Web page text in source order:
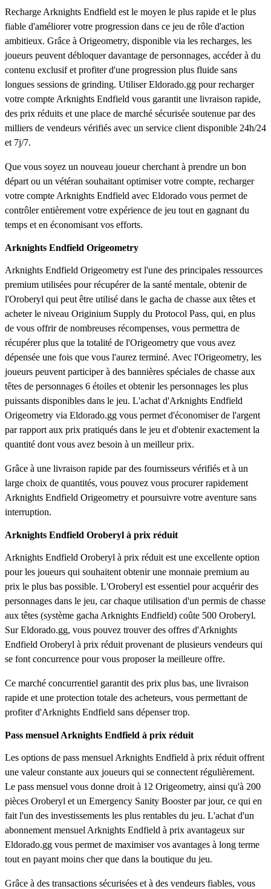
Recharge Arknights Endfield est le moyen le plus rapide et le plus
fiable d'améliorer votre progression dans ce jeu de rôle d'action
ambitieux. Grâce à Origeometry, disponible via les recharges, les
joueurs peuvent débloquer davantage de personnages, accéder à du
contenu exclusif et profiter d'une progression plus fluide sans
longues sessions de grinding. Utiliser Eldorado.gg pour recharger
votre compte Arknights Endfield vous garantit une livraison rapide,
des prix réduits et une place de marché sécurisée soutenue par des
milliers de vendeurs vérifiés avec un service client disponible 24h/24
et 7j/7.
Que vous soyez un nouveau joueur cherchant à prendre un bon
départ ou un vétéran souhaitant optimiser votre compte, recharger
votre compte Arknights Endfield avec Eldorado vous permet de
contrôler entièrement votre expérience de jeu tout en gagnant du
temps et en économisant vos efforts.
Arknights Endfield Origeometry
Arknights Endfield Origeometry est l'une des principales ressources
premium utilisées pour récupérer de la santé mentale, obtenir de
l'Oroberyl qui peut être utilisé dans le gacha de chasse aux têtes et
acheter le niveau Originium Supply du Protocol Pass, qui, en plus
de vous offrir de nombreuses récompenses, vous permettra de
récupérer plus que la totalité de l'Origeometry que vous avez
dépensée une fois que vous l'aurez terminé. Avec l'Origeometry, les
joueurs peuvent participer à des bannières spéciales de chasse aux
têtes de personnages 6 étoiles et obtenir les personnages les plus
puissants disponibles dans le jeu. L'achat d'Arknights Endfield
Origeometry via Eldorado.gg vous permet d'économiser de l'argent
par rapport aux prix pratiqués dans le jeu et d'obtenir exactement la
quantité dont vous avez besoin à un meilleur prix.
Grâce à une livraison rapide par des fournisseurs vérifiés et à un
large choix de quantités, vous pouvez vous procurer rapidement
Arknights Endfield Origeometry et poursuivre votre aventure sans
interruption.
Arknights Endfield Oroberyl à prix réduit
Arknights Endfield Oroberyl à prix réduit est une excellente option
pour les joueurs qui souhaitent obtenir une monnaie premium au
prix le plus bas possible. L'Oroberyl est essentiel pour acquérir des
personnages dans le jeu, car chaque utilisation d'un permis de chasse
aux têtes (système gacha Arknights Endfield) coûte 500 Oroberyl.
Sur Eldorado.gg, vous pouvez trouver des offres d'Arknights
Endfield Oroberyl à prix réduit provenant de plusieurs vendeurs qui
se font concurrence pour vous proposer la meilleure offre.
Ce marché concurrentiel garantit des prix plus bas, une livraison
rapide et une protection totale des acheteurs, vous permettant de
profiter d'Arknights Endfield sans dépenser trop.
Pass mensuel Arknights Endfield à prix réduit
Les options de pass mensuel Arknights Endfield à prix réduit offrent
une valeur constante aux joueurs qui se connectent régulièrement.
Le pass mensuel vous donne droit à 12 Origeometry, ainsi qu'à 200
pièces Oroberyl et un Emergency Sanity Booster par jour, ce qui en
fait l'un des investissements les plus rentables du jeu. L'achat d'un
abonnement mensuel Arknights Endfield à prix avantageux sur
Eldorado.gg vous permet de maximiser vos avantages à long terme
tout en payant moins cher que dans la boutique du jeu.
Grâce à des transactions sécurisées et à des vendeurs fiables, vous